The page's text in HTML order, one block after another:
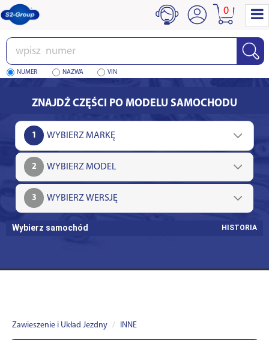
Wpisz
numer
NUMER NAZWA VIN
0
ZNAJDŹ CZĘŚCI PO MODELU SAMOCHODU
1
2
3
Wybierz samochód HISTORIA
Zawieszenie i Układ Jezdny INNE